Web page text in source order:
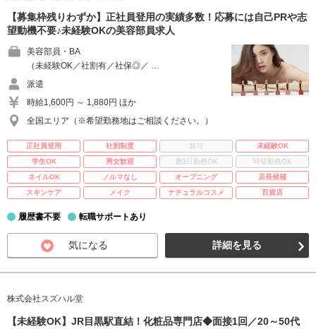
【募集枠残りわずか】正社員登用の実績多数！応募には自己PRや志
望動機不要♪未経験OKの美容部員求人
美容部員・BA
（未経験OK／社割有／社保◎／ …
派遣
時給1,600円 ～ 1,880円 ほか
全国エリア（※希望勤務地はご相談ください。）
正社員登用 社割制度 賞与
未経験OK
学生OK
男女歓迎 週3日勤務OK
時短勤務OK
ネイルOK
ノルマなし オープニング
店長候補
スキンケア
メイク ナチュラルコスメ 百貨店
履歴書不要 転職サポートあり
気になる 詳細を見る
株式会社スズハル堂
【未経験OK】JR目黒駅直結！化粧品専門店◆面接1回／20～50代